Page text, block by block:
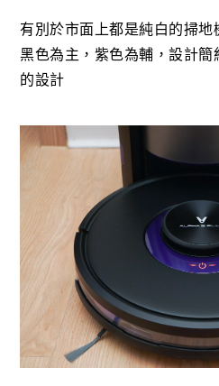
有別於市面上都是純白的掃
黑色為主，紫色為輔，設計
的設計